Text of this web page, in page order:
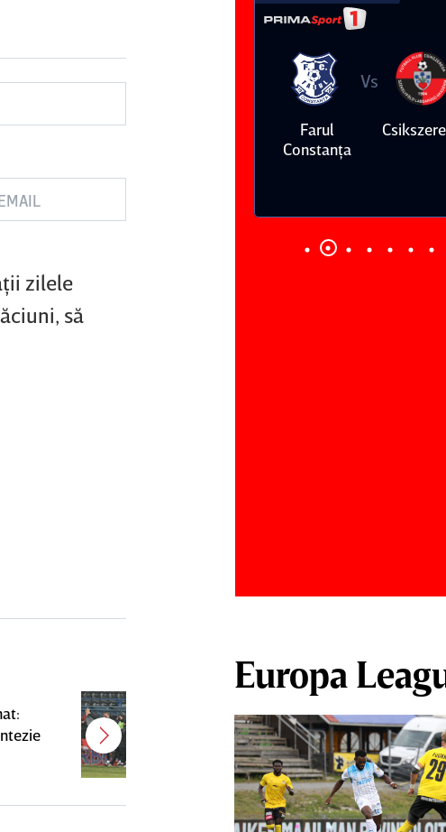
zilele
să
Jucătorul dorit de Pancu în
Giuleşti vrea să rupă contractul cu
CFR Cluj: ”A făcut notificare la
Farul
Vs
Dinamo
Vs
FC
Europa